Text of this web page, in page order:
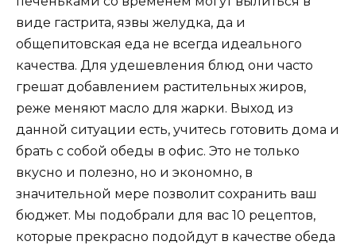
виде гастрита, язвы желудка, да и
общепитовская еда не всегда идеального
качества. Для удешевления блюд они часто
грешат добавлением растительных жиров,
реже меняют масло для жарки. Выход из
данной ситуации есть, учитесь готовить дома и
брать с собой обеды в офис. Это не только
вкусно и полезно, но и экономно, в
значительной мере позволит сохранить ваш
бюджет. Мы подобрали для вас 10 рецептов,
которые прекрасно подойдут в качестве обеда